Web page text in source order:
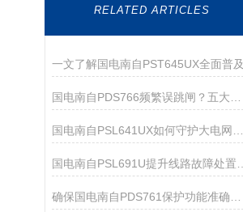
RELATED ARTICLES
一文了解国电南自PST645UX全面普及